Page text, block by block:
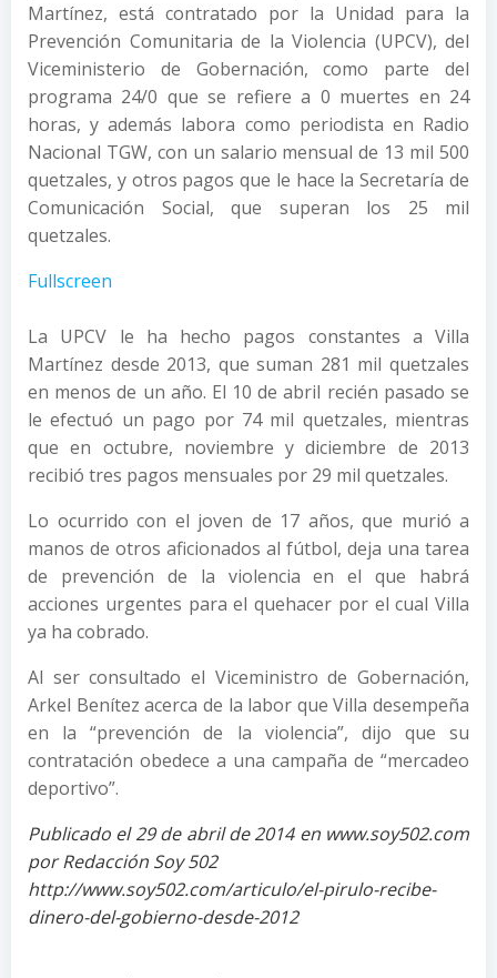
Martínez, está contratado por la Unidad para la
Prevención Comunitaria de la Violencia (UPCV), del
Viceministerio de Gobernación, como parte del
programa 24/0 que se refiere a 0 muertes en 24
horas, y además labora como periodista en Radio
Nacional TGW, con un salario mensual de 13 mil 500
quetzales, y otros pagos que le hace la Secretaría de
Comunicación Social, que superan los 25 mil
quetzales.
Fullscreen
La UPCV le ha hecho pagos constantes a Villa
Martínez desde 2013, que suman 281 mil quetzales
en menos de un año. El 10 de abril recién pasado se
le efectuó un pago por 74 mil quetzales, mientras
que en octubre, noviembre y diciembre de 2013
recibió tres pagos mensuales por 29 mil quetzales.
Lo ocurrido con el joven de 17 años, que murió a
manos de otros aficionados al fútbol, deja una tarea
de prevención de la violencia en el que habrá
acciones urgentes para el quehacer por el cual Villa
ya ha cobrado.
Al ser consultado el Viceministro de Gobernación,
Arkel Benítez acerca de la labor que Villa desempeña
en la “prevención de la violencia”, dijo que su
contratación obedece a una campaña de “mercadeo
deportivo”.
Publicado el 29 de abril de 2014 en www.soy502.com
por Redacción Soy 502
http://www.soy502.com/articulo/el-pirulo-recibe-
dinero-del-gobierno-desde-2012